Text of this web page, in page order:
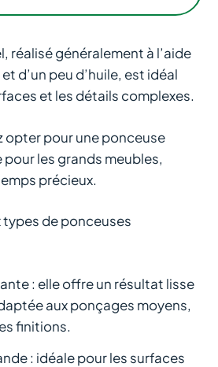
réalisé généralement à l’aide
d’un peu d’huile, est idéal
et les détails complexes.
opter pour une ponceuse
les grands meubles,
précieux.
de ponceuses
: elle offre un résultat lisse
aux ponçages moyens,
finitions.
: idéale pour les surfaces